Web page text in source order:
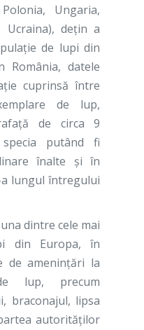
Ungaria,
Ucraina), dețin a
de lupi din
România, datele
cuprinsă între
de lup,
de circa 9
putând fi
înalte și în
lungul întregului
dintre cele mai
din Europa, în
de ameninţări la
lup, precum
braconajul, lipsa
autorităţilor